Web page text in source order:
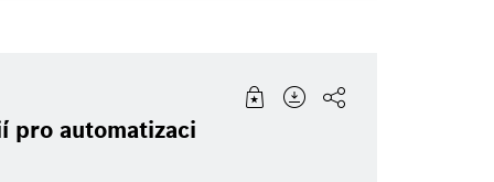
Jednostopá vozidla
CapitalPozvánka
pro automatizaci